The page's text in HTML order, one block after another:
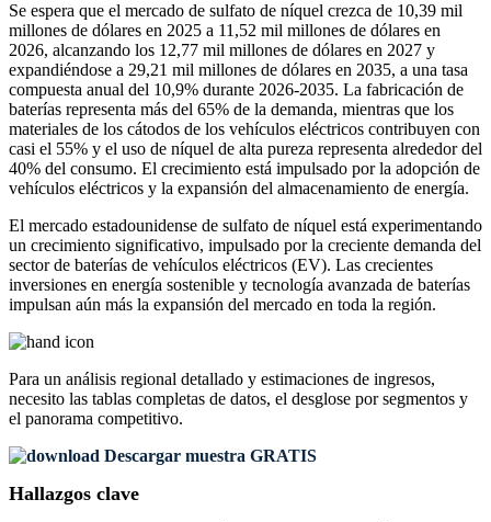
Se espera que el mercado de sulfato de níquel crezca de 10,39 mil
millones de dólares en 2025 a 11,52 mil millones de dólares en
2026, alcanzando los 12,77 mil millones de dólares en 2027 y
expandiéndose a 29,21 mil millones de dólares en 2035, a una tasa
compuesta anual del 10,9% durante 2026-2035. La fabricación de
baterías representa más del 65% de la demanda, mientras que los
materiales de los cátodos de los vehículos eléctricos contribuyen con
casi el 55% y el uso de níquel de alta pureza representa alrededor del
40% del consumo. El crecimiento está impulsado por la adopción de
vehículos eléctricos y la expansión del almacenamiento de energía.
El mercado estadounidense de sulfato de níquel está experimentando
un crecimiento significativo, impulsado por la creciente demanda del
sector de baterías de vehículos eléctricos (EV). Las crecientes
inversiones en energía sostenible y tecnología avanzada de baterías
impulsan aún más la expansión del mercado en toda la región.
Para un análisis regional detallado y estimaciones de ingresos,
necesito las tablas completas de datos, el desglose por segmentos y
el panorama competitivo.
Descargar muestra GRATIS
Hallazgos clave